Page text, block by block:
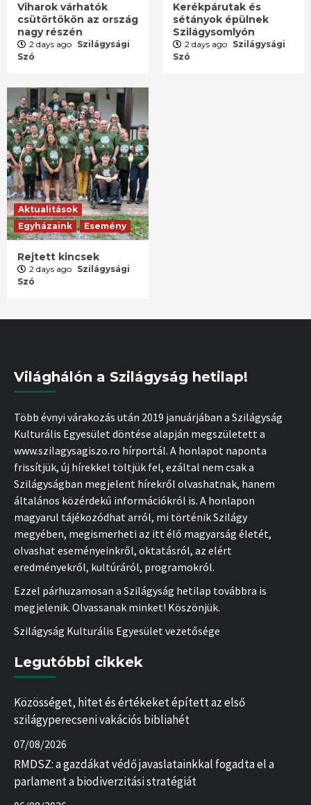
Viharok várhatók
csütörtökön az ország
nagy részén
2 days ago Szilágysági
Szó
Kerékpárutak és
sétányok épülnek
Szilágysomlyón
2 days ago Szilágysági
Szó
Aktualitások
Egyházaink
Esemény
Rejtett kincsek
2 days ago Szilágysági
Szó
Világhálón a Szilágyság hetilap!
Több évnyi várakozás után 2019 januárjában a Szilágyság
Kulturális Egyesület döntése alapján megszületett a
www.szilagysagiszo.ro hírportál. A honlapot naponta
frissítjük, új hírekkel töltjük fel, ezáltal nem csak a
Szilágyságban megjelent hírekről olvashatnak, hanem
általános közérdekű információkról is. A honlapon
magyarul tájékozódhat arról, mi történik Szilágy
megyében, megismerheti az itt élő magyarság életét,
olvashat eseményeinkről, oktatásról, az elért
eredményekről, kultúráról, programokról.
Ezzel párhuzamosan a Szilágyság hetilap továbbra is
megjelenik. Olvassanak minket! Köszönjük.
Szilágyság Kulturális Egyesület vezetősége
Legutóbbi cikkek
Közösséget, hitet és értékeket épített az első
szilágyperecseni vakációs bibliahét
07/08/2026
RMDSZ: a gazdákat védő javaslatainkkal fogadta el a
parlament a biodiverzitási stratégiát